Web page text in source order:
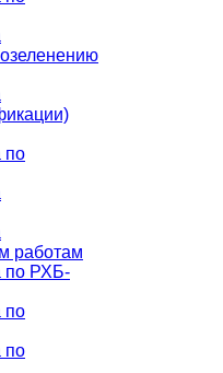
по
работам
по РХБ-
по
по